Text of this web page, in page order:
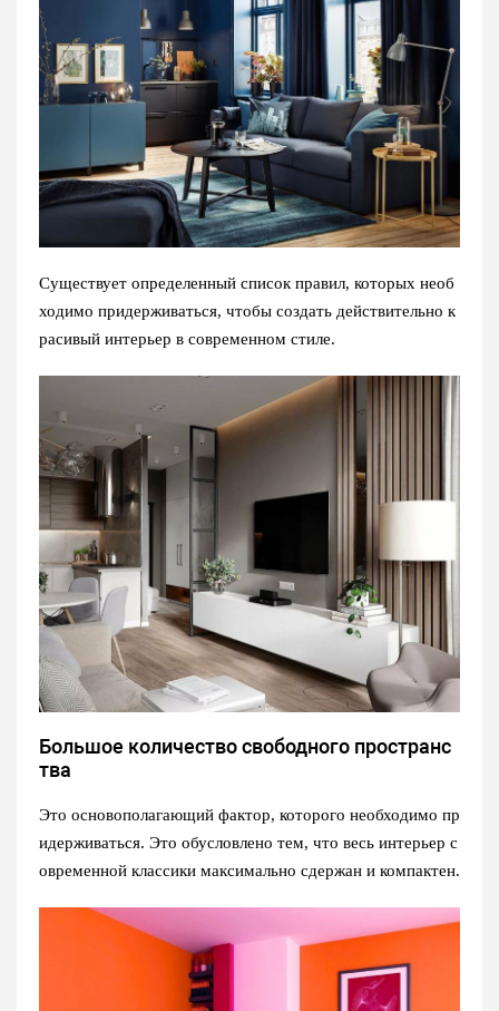
Существует определенный список правил, которых необ
ходимо придерживаться, чтобы создать действительно к
расивый интерьер в современном стиле.
Большое количество свободного пространс
тва
Это основополагающий фактор, которого необходимо пр
идерживаться. Это обусловлено тем, что весь интерьер с
овременной классики максимально сдержан и компактен.